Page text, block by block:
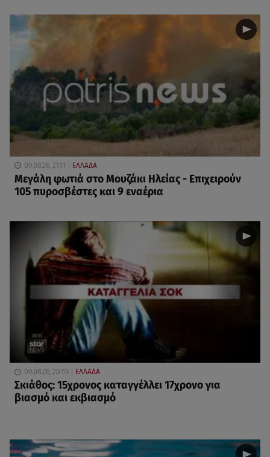
09.08.26, 21:11 ΕΛΛΑΔΑ
Μεγάλη φωτιά στο Μουζάκι Ηλείας - Επιχειρούν
105 πυροσβέστες και 9 εναέρια
09.08.26, 20:59 ΕΛΛΑΔΑ
Σκιάθος: 15χρονος καταγγέλλει 17χρονο για
βιασμό και εκβιασμό